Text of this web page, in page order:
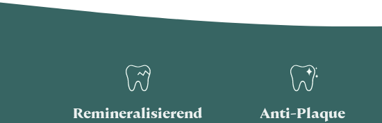
Remineralisierend Anti-Plaque